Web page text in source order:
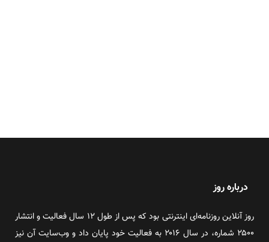
درباره روز
روز آنلاین روزنامه‌ای اینترنتی بود که پس از طول ۱۲ سال فعالیت و انتشار
۲۵۰۰ شماره، در سال ۲۰۱۶ به فعالیت خود پایان داد و وب‌سایت آن نیز